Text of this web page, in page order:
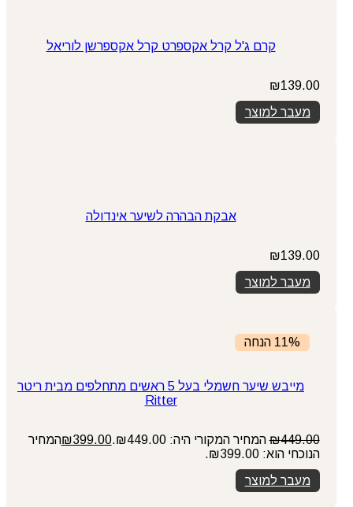
קרם ג'ל קרל אקספרט קרל אקספרשן לוריאל
₪139.00
מעבר למוצר
אבקת הבהרה לשיער אינדולה
₪139.00
מעבר למוצר
11% הנחה
מייבש שיער חשמלי בעל 5 ראשים מתחלפים מבית ריטר
Ritter
₪449.00 המחיר המקורי היה: ₪449.00. ₪399.00
המחיר
הנוכחי הוא: ₪399.00.
מעבר למוצר